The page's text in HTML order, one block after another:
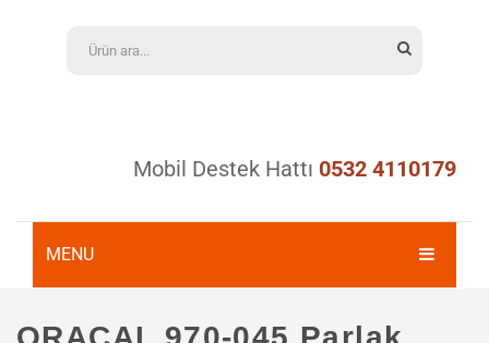
Mobil Destek Hattı 0532 4110179
MENU